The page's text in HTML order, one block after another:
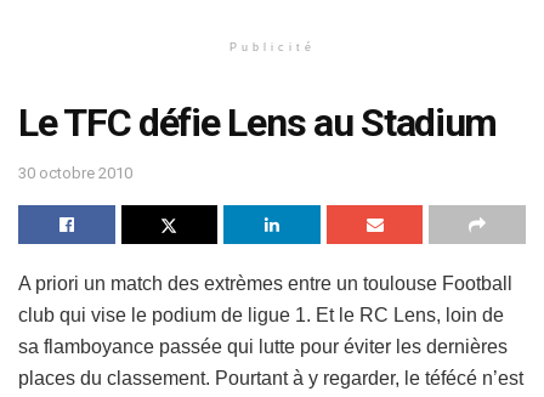
Publicité
Le TFC défie Lens au Stadium
30 octobre 2010
A priori un match des extrèmes entre un toulouse Football
club qui vise le podium de ligue 1. Et le RC Lens, loin de
sa flamboyance passée qui lutte pour éviter les dernières
places du classement. Pourtant à y regarder, le téfécé n’est